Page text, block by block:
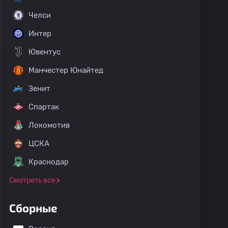
матчи Кубок лиг
Челси
Интер
Ювентус
Манчестер Юнайтед
Зенит
Спартак
Локомотив
ЦСКА
Краснодар
Смотреть все
Сборные